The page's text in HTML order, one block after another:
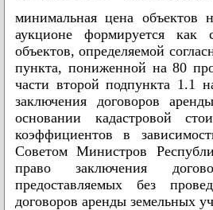
минимальная цена объектов
аукционе формируется
объектов, определяемой
пункта, пониженной на 80
части второй подпункта 1.1
заключения договоров
основании кадастровой
коэффициентов в
Советом Министров
право заключения
предоставляемых без
договоров аренды земельных